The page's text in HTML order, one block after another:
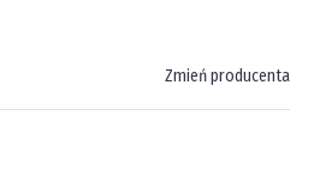
Zmień producenta